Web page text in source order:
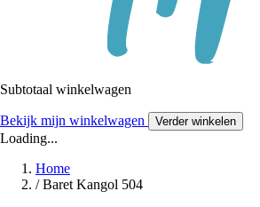
Subtotaal winkelwagen
Bekijk mijn winkelwagen Verder winkelen
Loading...
Home
/ Baret Kangol 504